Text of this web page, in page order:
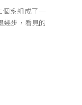
個系組成了一
幾步，看見的